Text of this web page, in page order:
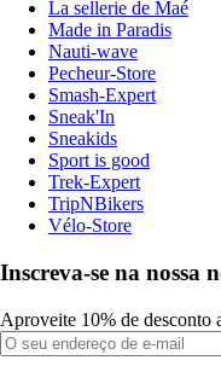
La sellerie de Maé
Made in Paradis
Nauti-wave
Pecheur-Store
Smash-Expert
Sneak'In
Sneakids
Sport is good
Trek-Expert
TripNBikers
Vélo-Store
Inscreva-se na nossa
Aproveite 10% de desconto